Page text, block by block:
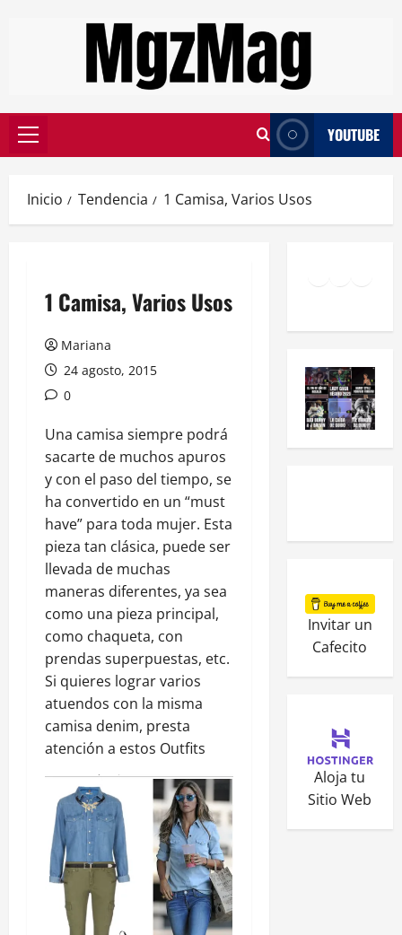
YOUTUBE
Inicio Tendencia 1 Camisa, Varios Usos
1 Camisa, Varios Usos
Mariana
24 agosto, 2015
0
Una camisa siempre podrá
sacarte de muchos apuros
y con el paso del tiempo, se
ha convertido en un “must
have” para toda mujer. Esta
pieza tan clásica, puede ser
llevada de muchas
maneras diferentes, ya sea
como una pieza principal,
como chaqueta, con
prendas superpuestas, etc.
Si quieres lograr varios
atuendos con la misma
camisa denim, presta
atención a estos Outfits
Invitar un
Cafecito
Aloja tu
Sitio Web